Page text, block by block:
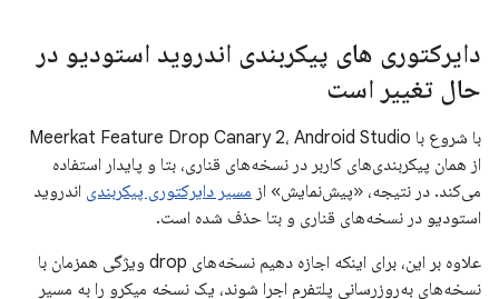
دایرکتوری های پیکربندی اندروید استودیو در
حال تغییر است
با شروع با Meerkat Feature Drop Canary 2، Android Studio
از همان پیکربندی‌های کاربر در نسخه‌های قناری، بتا و پایدار استفاده
می‌کند. در نتیجه، «پیش‌نمایش» از مسیر دایرکتوری پیکربندی اندروید
استودیو در نسخه‌های قناری و بتا حذف شده است.
علاوه بر این، برای اینکه اجازه دهیم نسخه‌های drop ویژگی همزمان با
نسخه‌های به‌روزرسانی پلتفرم اجرا شوند، یک نسخه میکرو را به مسیر